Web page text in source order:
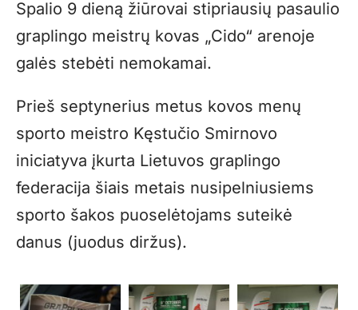
Spalio 9 dieną žiūrovai stipriausių pasaulio
graplingo meistrų kovas „Cido“ arenoje
galės stebėti nemokamai.
Prieš septynerius metus kovos menų
sporto meistro Kęstučio Smirnovo
iniciatyva įkurta Lietuvos graplingo
federacija šiais metais nusipelniusiems
sporto šakos puoselėtojams suteikė
danus (juodus diržus).